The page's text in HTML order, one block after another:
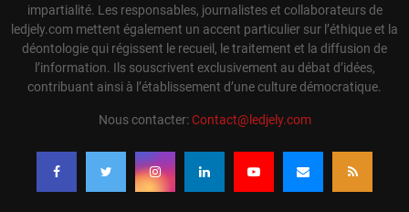
impartialité. Les responsables, journalistes et collaborateurs de
ledjely.com mettent également un accent particulier sur l’éthique et la
déontologie qui régissent le recueil, le traitement et la diffusion de
l’information. Ils souscrivent exclusivement au débat d’idées,
contribuant ainsi à l’établissement d’une culture démocratique.
Nous contacter:Contact@ledjely.com